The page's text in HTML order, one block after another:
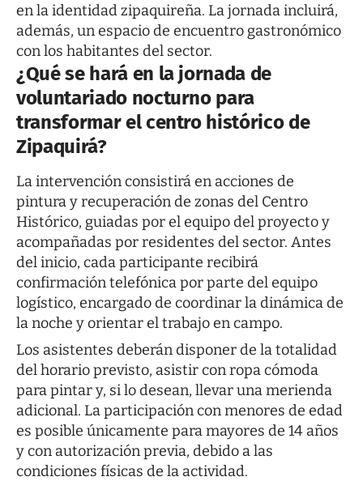
en la identidad zipaquireña. La jornada incluirá,
además, un espacio de encuentro gastronómico
con los habitantes del sector.
¿Qué se hará en la jornada de
voluntariado nocturno para
transformar el centro histórico de
Zipaquirá?
La intervención consistirá en acciones de
pintura y recuperación de zonas del Centro
Histórico, guiadas por el equipo del proyecto y
acompañadas por residentes del sector. Antes
del inicio, cada participante recibirá
confirmación telefónica por parte del equipo
logístico, encargado de coordinar la dinámica de
la noche y orientar el trabajo en campo.
Los asistentes deberán disponer de la totalidad
del horario previsto, asistir con ropa cómoda
para pintar y, si lo desean, llevar una merienda
adicional. La participación con menores de edad
es posible únicamente para mayores de 14 años
y con autorización previa, debido a las
condiciones físicas de la actividad.